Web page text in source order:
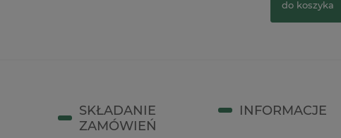
do koszyka
SKŁADANIE
ZAMÓWIEŃ
INFORMACJE